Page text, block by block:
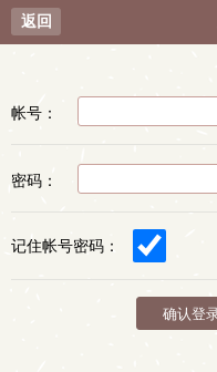
返回
帐号：
密码：
记住帐号密码：